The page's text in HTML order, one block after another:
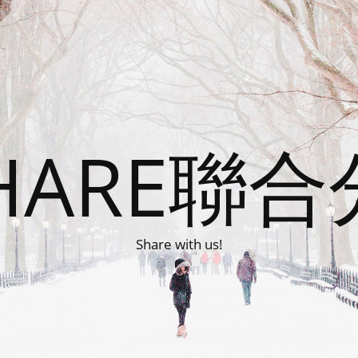
聯
Share with us!